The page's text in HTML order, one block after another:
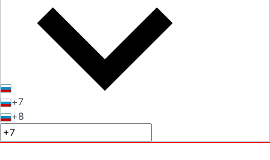
+7
+8